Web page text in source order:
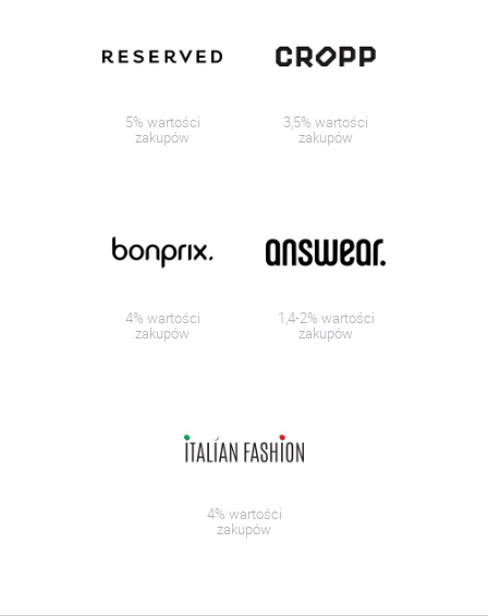
5% wartości
zakupów
3,5% wartości
zakupów
4% wartości
zakupów
1,4-2% wartości
zakupów
4% wartości
zakupów